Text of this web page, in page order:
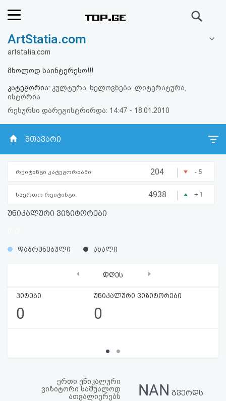
რეიტინგი
ფოსტა
კითხვა-
პასუხი
პაროლის
სალიცენზიო
ArtStatia.com
artstatia.com
მხოლოდ საინტერესო!!!
კატეგორია: კულტურა, ხელოვნება, ლიტერატურა,
ისტორია
რესურსი დარეგისტრირდა: 14:47 - 18.01.2010
ინფოს დახურვა
მთავარი
რეიტინგი კატეგორიაში: 204 | - 5
საერთო რეიტინგი: 4938 | + 1
უნიკალური ვიზიტორები
%
% დაბრუნებული ახალი
დღეს
ჰიტები
0
უნიკალური ვიზიტორები
0
‹ ›
ერთი უნიკალური
ვიზიტორი საშუალოდ
ათვალიერებს
NAN გვერდს